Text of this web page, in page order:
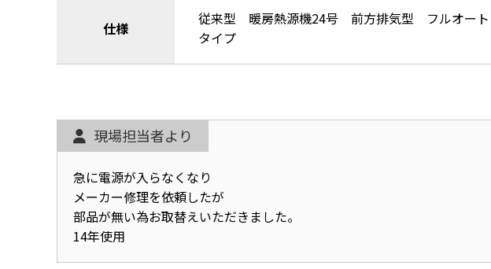
仕様
従来型 暖房熱源機24号 前方排気型 フルオート
タイプ
現場担当者より
急に電源が入らなくなり
メーカー修理を依頼したが
部品が無い為お取替えいただきました。
14年使用